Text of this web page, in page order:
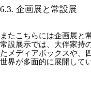
6.3. 企画展と常設展
またこちらには企画展と
常設展示では、大伴家持
たメディアボックスや、
世界が多面的に展開して